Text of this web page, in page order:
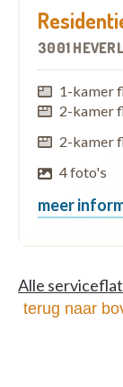
3001
1-kamer
2-kamer
2-kamer
4 foto's
meer
Alle
terug naar